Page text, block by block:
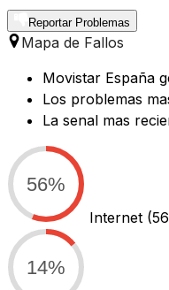
Reportar Problemas
Mapa de Fallos
Movistar España
Los problemas
La senal mas
56%
Internet
14%